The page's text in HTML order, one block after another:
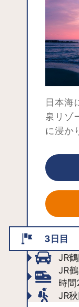
すぐれ
北前船
けでは
い品物
売れる
売」
を１往
6000万
と言わ
頭衆に
また、
訪れた
基もの
港町の
日本海
泉リゾ
に浸か
ジ色に
野浜海
て吹き
湯上り
した料
漁場で
野で採
折々の
ゃ豆、
旬の味
3日目
JR
JR
時間
JR